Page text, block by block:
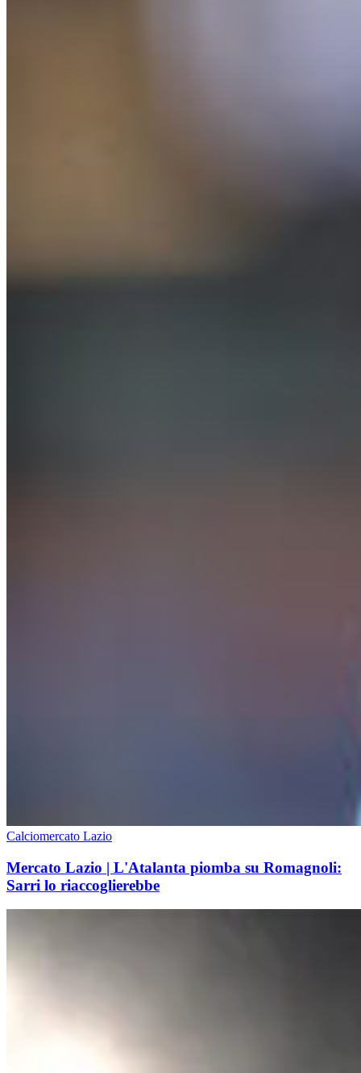
Calciomercato Lazio
Mercato Lazio | L'Atalanta piomba su Romagnoli:
Sarri lo riaccoglierebbe